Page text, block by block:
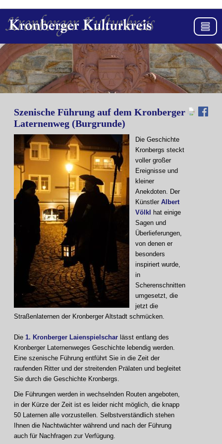
Szenische Führung auf dem Kronberger
Laternenweg (Burgrunde)
Die Geschichte
Kronbergs steckt
voller großer
Ereignisse und
kleiner
Anekdoten. Der
Künstler Albert
Völkl
hat einige
Sagen und
Überlieferungen,
von denen er
besonders
inspiriert wurde,
in
Scherenschnitten
umgesetzt, die
jetzt die
Straßenlaternen der Kronberger Altstadt schmücken.
Die 1. Kronberger Laienspielschar lässt entlang des
Kronberger Laternenweges Geschichte lebendig werden.
Eine szenische Führung entführt Sie in die Zeit der
raufenden Ritter und der streitenden Prälaten und begleitet
Sie durch die Geschichte Kronbergs.
Die Führungen werden in wechselnden Routen angeboten,
in der Kürze der Zeit ist es leider nicht möglich, die knapp
50 Laternen alle vorzustellen. Selbstverständlich stehen
Ihnen die Nachtwächter während und nach der Führung
auch für Nachfragen zur Verfügung.